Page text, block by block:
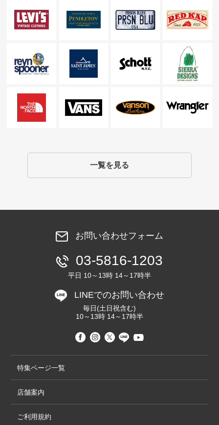
一覧を見る
お問い合わせフォーム
03-5816-1203
平日 10～13時 14～17時半
LINEでのお問い合わせ
毎日(土日祝含む)
10～13時 14～17時半
特集ページ一覧
店舗案内
ご利用規約